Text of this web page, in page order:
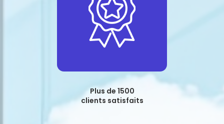
Plus de 1500
clients satisfaits